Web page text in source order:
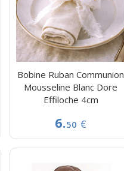
Bobine Ruban Communion
Mousseline Blanc Dore
Effiloche 4cm
6.50 €